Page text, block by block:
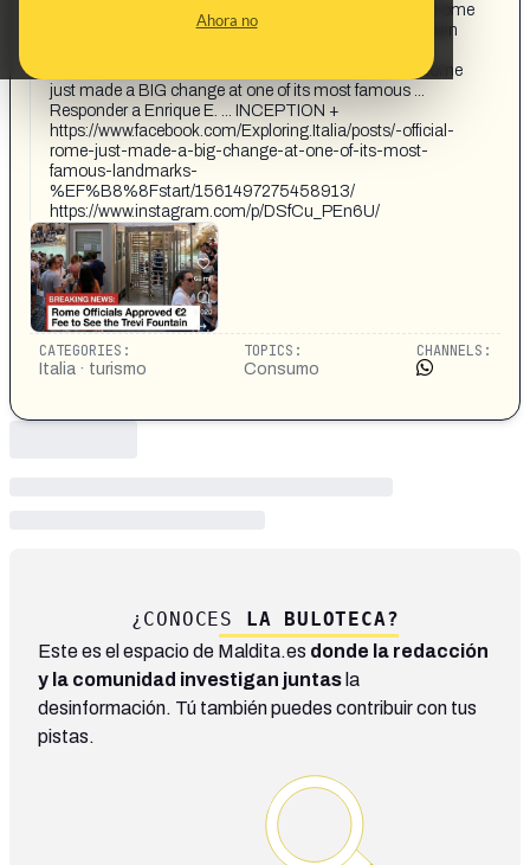
Ahora no
INGRESSO €2 ****** 38 68 mil BREAKING NEWS: Rome
Officials Approved €2 5020 Fee to See the Trevi Fountain
exploring.italy r Time Hans Zimn Seguir OFFICIAL: Rome
just made a BIG change at one of its most famous ...
Responder a Enrique E. ... INCEPTION +
https://www.facebook.com/Exploring.Italia/posts/-official-
rome-just-made-a-big-change-at-one-of-its-most-
famous-landmarks-
%EF%B8%8Fstart/1561497275458913/
https://www.instagram.com/p/DSfCu_PEn6U/
CATEGORIES:
Italia · turismo
TOPICS:
Consumo
CHANNELS:
¿CONOCES LA BULOTECA?
Este es el espacio de Maldita.es donde la redacción
y la comunidad investigan juntas la
desinformación. Tú también puedes contribuir con tus
pistas.